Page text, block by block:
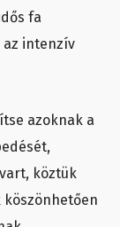
fa
intenzív
azoknak a
köztük
köszönhetően